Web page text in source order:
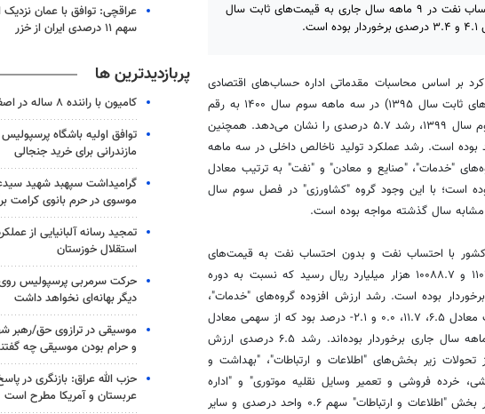
تولید ناخالص داخلی کشور با احتساب نفت و بدون احتساب نفت در ۹ ماهه سال جاری به قیمت‌های ثابت سال
بر اساس محاسبات مقدماتی اداره حساب‌های اقتصادی
این بانک، تولید ناخالص داخلی به قیمت پایه (و به قیمت‌های ثابت سال ۱۳۹۵) در سه ماهه سوم سال ۱۴۰۰ به رقم
۳۵۱۰.۲ هزار میلیارد ریال رسید که نسبت به سه ماهه سوم سال ۱۳۹۹، رشد ۵.۷ درصدی را نشان می‌دهد. همچنین
بدون نفت طی دوره مذکور معادل ۵.۸ درصد بوده است. رشد عملکرد تولید ناخالص داخلی در سه ماهه
"خدمات"، "صنایع و معادن" و "نفت" به ترتیب معادل
بوده است؛ با این وجود گروه "کشاورزی" در فصل سوم سال
با احتساب نفت و بدون احتساب نفت به قیمت‌های
ثابت سال ۱۳۹۵ در ۹ ماهه سال ۱۴۰۰ به ترتیب به ۱۱۰۴۱.۴ و ۱۰۰۸۸.۷ هزار میلیارد ریال رسید که نسبت به دوره
به ترتیب از افزایش ۴.۱ و ۳.۴ درصدی برخوردار بوده است. رشد ارزش افزوده گروه‌های "خدمات"،
"نفت"، "صنایع و معادن" و "کشاورزی" در این دوره به ترتیب معادل ۶.۵، ۱۱.۷، ۰.۰ و ۲.۱- درصد بود که از سهمی معادل
۳.۵، ۰.۹، ۰.۰، و ۰.۳- واحد درصد در رشد اقتصادی ۹ ماهه سال جاری برخوردار بوده‌اند. رشد ۶.۵ درصدی ارزش
متأثر از تحولات زیر بخش‌های "اطلاعات و ارتباطات"، "بهداشت و
خرده فروشی و تعمیر وسایل نقلیه موتوری" و "اداره
عمومی، دفاع و تأمین اجتماعی" بوده است به طوری که زیر بخش "اطلاعات و ارتباطات" سهم ۰.۶ واحد درصدی و سایر
عراقچی: توافق با عمان
سهم ۱۱ درصدی ایران از خزر
پربازدیدترین ها
کامیون با راننده ۸ ساله در اصفهان توقیف شد
توافق اولیه باشگاه
مازندرانی برای خرید جنجالی
گرامیداشت سپهبد شهید
موسوی در حرم بانوی کرامت
تمجید رسانه آلبانیایی از
استقلال خوزستان
حرکت سرمربی پرسپولیس روی
دیگر بهانه‌ای نخواهد داشت
موسیقی در ترازوی حق/رهبر
و حرام بودن موسیقی چه
حزب الله عراق: بازنگری در
عربستان و آمریکا مطرح است